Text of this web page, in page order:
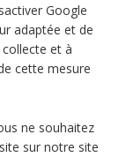
Google
adaptée et de
et à
cette mesure
ne souhaitez
sur notre site